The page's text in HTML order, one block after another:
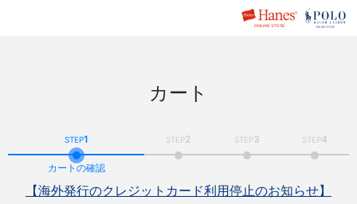
カート
STEP1
カートの確認
STEP2 STEP3 STEP4
【海外発行のクレジットカード利用停止のお知らせ】